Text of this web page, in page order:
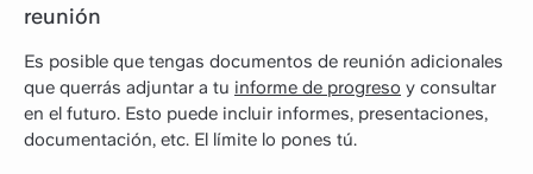
reunión
Es posible que tengas documentos de reunión adicionales
que querrás adjuntar a tu informe de progreso y consultar
en el futuro. Esto puede incluir informes, presentaciones,
documentación, etc. El límite lo pones tú.